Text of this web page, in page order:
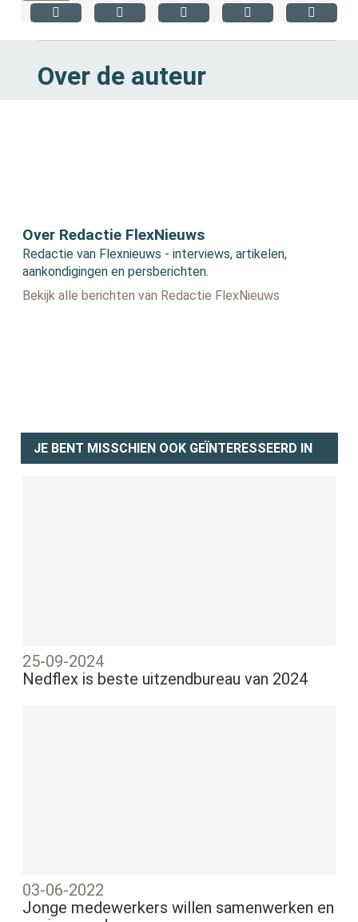
Over de auteur
Over Redactie FlexNieuws
Redactie van Flexnieuws - interviews, artikelen,
aankondigingen en persberichten.
Bekijk alle berichten van Redactie FlexNieuws
JE BENT MISSCHIEN OOK GEÏNTERESSEERD IN
25-09-2024
Nedflex is beste uitzendbureau van 2024
03-06-2022
Jonge medewerkers willen samenwerken en